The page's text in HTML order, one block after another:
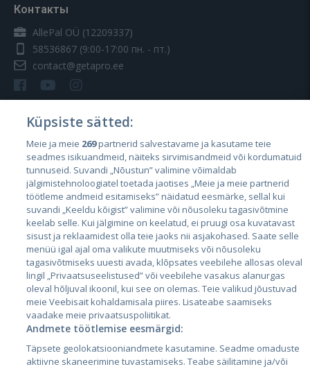
Контакты
AllePal OÜ (12209337)
58536867 (9:00-17:00 пн. - пт.)
contact@getapro.ee
Страны
Эстония
Латвия
Литва
City24.lv
City24.ee
CVbankas.lt
Kainos.lt
Küpsiste sätted:
Meie ja meie 269partnerid salvestavame ja kasutame teie
seadmes isikuandmeid, näiteks sirvimisandmeid või kordumatuid
tunnuseid. Suvandi „Nõustun” valimine võimaldab
jälgimistehnoloogiatel toetada jaotises „Meie ja meie partnerid
töötleme andmeid esitamiseks” näidatud eesmärke, sellal kui
suvandi „Keeldu kõigist” valimine või nõusoleku tagasivõtmine
keelab selle. Kui jälgimine on keelatud, ei pruugi osa kuvatavast
sisust ja reklaamidest olla teie jaoks nii asjakohased. Saate selle
menüü igal ajal oma valikute muutmiseks või nõusoleku
tagasivõtmiseks uuesti avada, klõpsates veebilehe allosas oleval
lingil „Privaatsuseelistused” või veebilehe vasakus alanurgas
oleval hõljuval ikoonil, kui see on olemas. Teie valikud jõustuvad
meie Veebisait kohaldamisala piires. Lisateabe saamiseks
vaadake meie privaatsuspoliitikat.
Andmete töötlemise eesmärgid:
Täpsete geolokatsiooniandmete kasutamine. Seadme omaduste
aktiivne skaneerimine tuvastamiseks. Teabe säilitamine ja/või